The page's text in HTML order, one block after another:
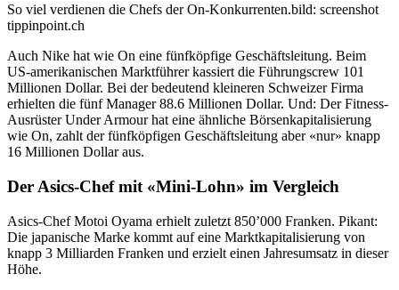
So viel verdienen die Chefs der On-Konkurrenten.bild: screenshot
tippinpoint.ch
Auch Nike hat wie On eine fünfköpfige Geschäftsleitung. Beim
US-amerikanischen Marktführer kassiert die Führungscrew 101
Millionen Dollar. Bei der bedeutend kleineren Schweizer Firma
erhielten die fünf Manager 88.6 Millionen Dollar. Und: Der Fitness-
Ausrüster Under Armour hat eine ähnliche Börsenkapitalisierung
wie On, zahlt der fünfköpfigen Geschäftsleitung aber «nur» knapp
16 Millionen Dollar aus.
Der Asics-Chef mit «Mini-Lohn» im Vergleich
Asics-Chef Motoi Oyama erhielt zuletzt 850’000 Franken. Pikant:
Die japanische Marke kommt auf eine Marktkapitalisierung von
knapp 3 Milliarden Franken und erzielt einen Jahresumsatz in dieser
Höhe.